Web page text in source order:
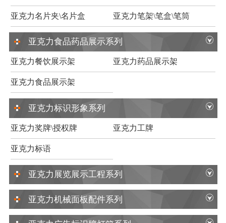
亚克力名片夹\名片盒 亚克力笔架\笔盒\笔筒
亚克力食品药品展示系列
亚克力餐饮展示架 亚克力药品展示架
亚克力食品展示架
亚克力标识形象系列
亚克力奖牌\授权牌 亚克力工牌
亚克力标语
亚克力展览展示工程系列
亚克力机械面板配件系列